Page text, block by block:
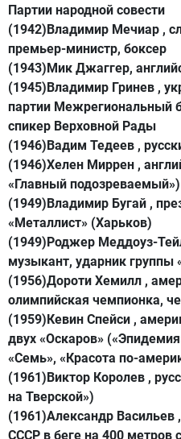
Партии народной совести
(1942)Владимир Мечиар ,
премьер-министр, боксер
(1943)Мик Джаггер,
(1945)Владимир Гринев ,
партии Межрегиональный
спикер Верховной Рады
(1946)Вадим Тедеев ,
(1946)Хелен Миррен ,
«Главный подозреваемый»)
(1949)Владимир Бугай ,
«Металлист» (Харьков)
(1949)Роджер Меддоуз-
музыкант, ударник группы
(1956)Дороти Хемилл ,
олимпийская чемпионка,
(1959)Кевин Спейси ,
двух «Оскаров»
«Семь», «Красота по-
(1961)Виктор Королев ,
на Тверской»)
(1961)Александр Васильев
СССР в беге на 400 метров